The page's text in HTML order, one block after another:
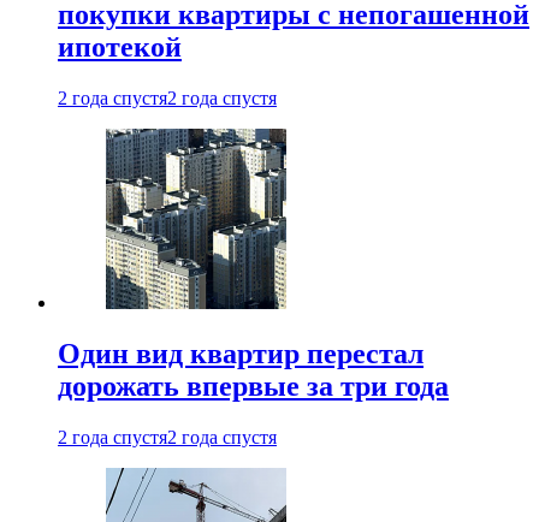
покупки квартиры с непогашенной
ипотекой
2 года спустя2 года спустя
Один вид квартир перестал
дорожать впервые за три года
2 года спустя2 года спустя